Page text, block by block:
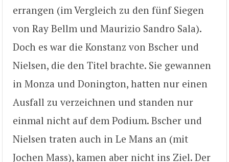
errangen (im Vergleich zu den fünf Siegen
von Ray Bellm und Maurizio Sandro Sala).
Doch es war die Konstanz von Bscher und
Nielsen, die den Titel brachte. Sie gewannen
in Monza und Donington, hatten nur einen
Ausfall zu verzeichnen und standen nur
einmal nicht auf dem Podium. Bscher und
Nielsen traten auch in Le Mans an (mit
Jochen Mass), kamen aber nicht ins Ziel. Der